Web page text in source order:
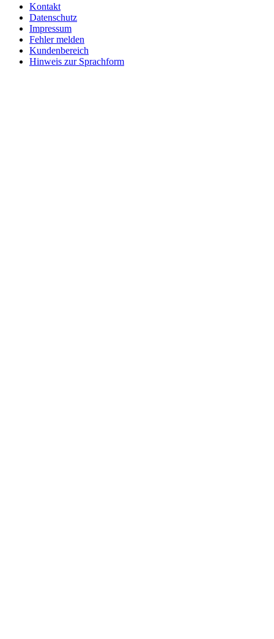
Kontakt
Datenschutz
Impressum
Fehler melden
Kundenbereich
Hinweis zur Sprachform